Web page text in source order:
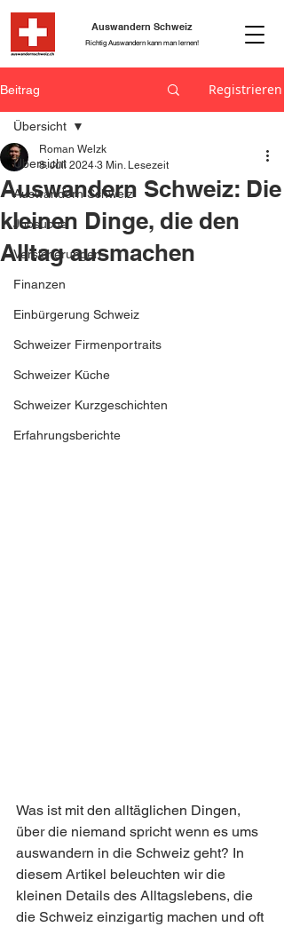
Richtig Auswandern kann man lernen!
Auswandern Schweiz
Beitrag Registrieren
Übersicht
Auswandern Schweiz
Jobsuche
Versicherungen
Finanzen
Einbürgerung Schweiz
Schweizer Firmenportraits
Schweizer Küche
Schweizer Kurzgeschichten
Erfahrungsberichte
Übersicht
Auswandern Schweiz: Die
kleinen Dinge, die den
Alltag ausmachen
Roman Welzk
8. Juli 2024 3 Min. Lesezeit
Was ist mit den alltäglichen Dingen,
über die niemand spricht wenn es ums
auswandern in die Schweiz geht? In
diesem Artikel beleuchten wir die
kleinen Details des Alltagslebens, die
die Schweiz einzigartig machen und oft